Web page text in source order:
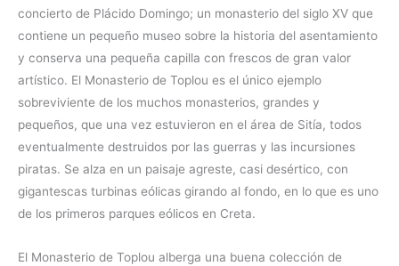
concierto de Plácido Domingo; un monasterio del siglo XV que
contiene un pequeño museo sobre la historia del asentamiento
y conserva una pequeña capilla con frescos de gran valor
artístico. El Monasterio de Toplou es el único ejemplo
sobreviviente de los muchos monasterios, grandes y
pequeños, que una vez estuvieron en el área de Sitía, todos
eventualmente destruidos por las guerras y las incursiones
piratas. Se alza en un paisaje agreste, casi desértico, con
gigantescas turbinas eólicas girando al fondo, en lo que es uno
de los primeros parques eólicos en Creta.
El Monasterio de Toplou alberga una buena colección de